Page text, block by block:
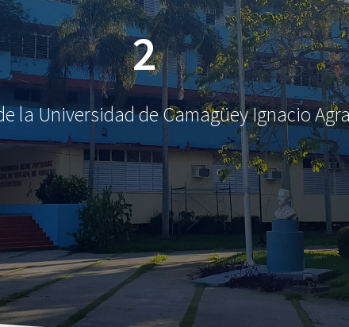
2
la Universidad de Camagüey Ignacio